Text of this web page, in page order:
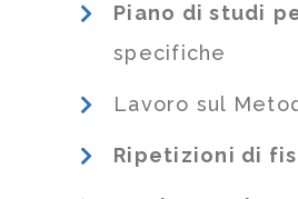
Piano di studi
specifiche
Lavoro sul
Ripetizioni di